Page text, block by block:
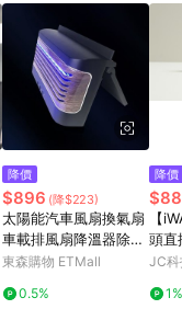
降價
$896 (降$223)
太陽能汽車風扇換氣扇
車載排風扇降溫器除味
散熱器USB手機充電
東森購物 ETMall
0.5%
降價
【
頭直
JC科
1%